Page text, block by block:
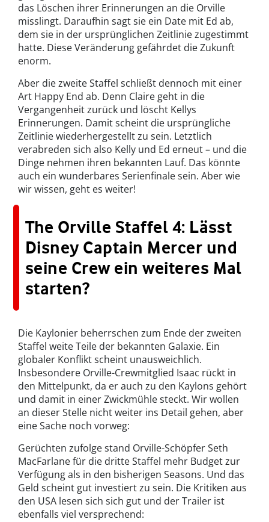
das Löschen ihrer Erinnerungen an die Orville
misslingt. Daraufhin sagt sie ein Date mit Ed ab,
dem sie in der ursprünglichen Zeitlinie zugestimmt
hatte. Diese Veränderung gefährdet die Zukunft
enorm.
Aber die zweite Staffel schließt dennoch mit einer
Art Happy End ab. Denn Claire geht in die
Vergangenheit zurück und löscht Kellys
Erinnerungen. Damit scheint die ursprüngliche
Zeitlinie wiederhergestellt zu sein. Letztlich
verabreden sich also Kelly und Ed erneut – und die
Dinge nehmen ihren bekannten Lauf. Das könnte
auch ein wunderbares Serienfinale sein. Aber wie
wir wissen, geht es weiter!
The Orville Staffel 4: Lässt
Disney Captain Mercer und
seine Crew ein weiteres Mal
starten?
Die Kaylonier beherrschen zum Ende der zweiten
Staffel weite Teile der bekannten Galaxie. Ein
globaler Konflikt scheint unausweichlich.
Insbesondere Orville-Crewmitglied Isaac rückt in
den Mittelpunkt, da er auch zu den Kaylons gehört
und damit in einer Zwickmühle steckt. Wir wollen
an dieser Stelle nicht weiter ins Detail gehen, aber
eine Sache noch vorweg:
Gerüchten zufolge stand Orville-Schöpfer Seth
MacFarlane für die dritte Staffel mehr Budget zur
Verfügung als in den bisherigen Seasons. Und das
Geld scheint gut investiert zu sein. Die Kritiken aus
den USA lesen sich sich gut und der Trailer ist
ebenfalls viel versprechend: